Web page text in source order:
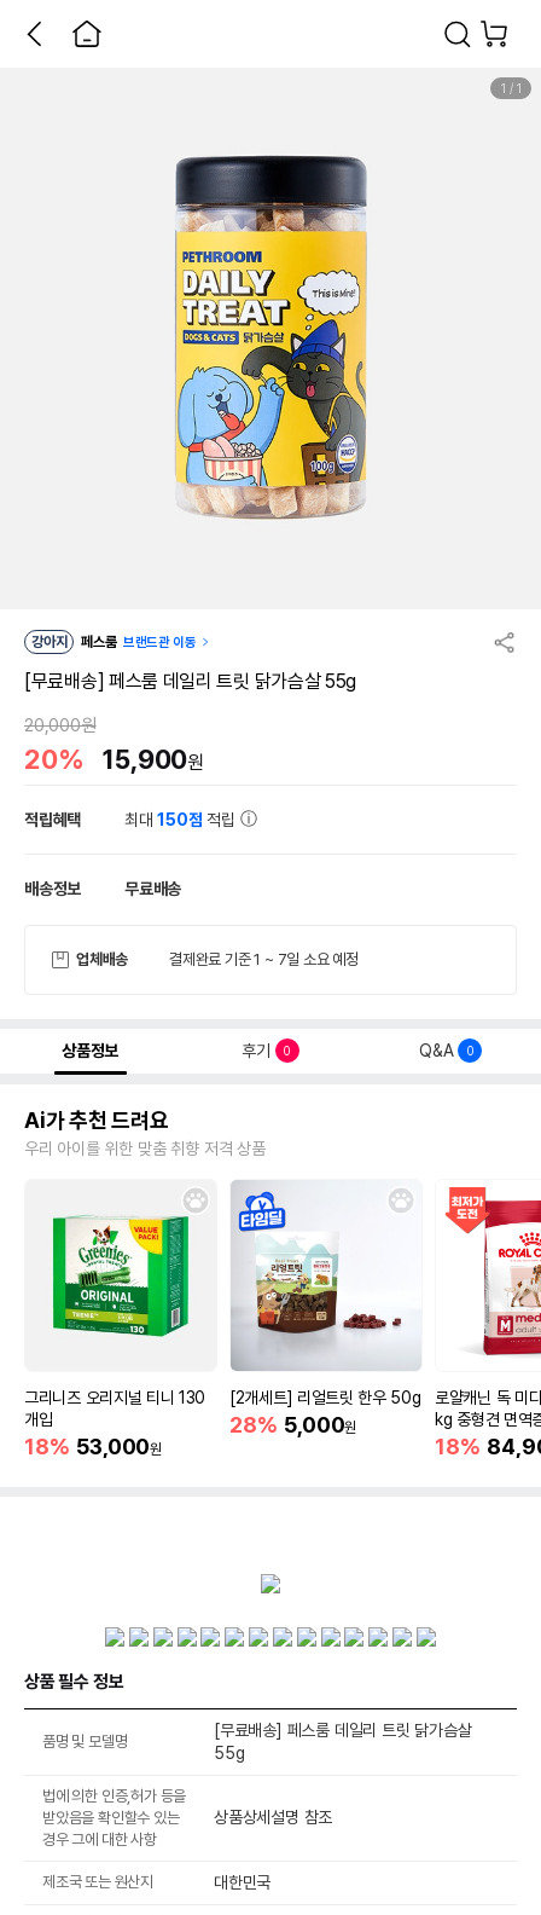
1 / 1
강아지 페스룸 브랜드관 이동
[무료배송] 페스룸 데일리 트릿 닭가슴살 55g
20,000원
20% 15,900원
적립혜택 최대150점 적립
배송정보 무료배송
업체배송 결제완료 기준 1 ~ 7일 소요 예정
상품정보 후기 0 Q&A 0
Ai가 추천 드려요
우리 아이를 위한 맞춤 취향 저격 상품
그리니즈 오리지널 티니 130
개입
18% 53,000원
[2개세트] 리얼트릿 한우 50g
28% 5,000원
로얄캐닌 독 미
kg 중형견 면역
18%
상품 필수 정보
품명 및 모델명
[무료배송] 페스룸 데일리 트릿 닭가슴살
55g
법에 의한 인증,허가 등을
받았음을 확인할수 있는
경우 그에 대한 사항
상품상세설명 참조
제조국 또는 원산지 대한민국